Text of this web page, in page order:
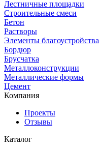
Лестничные площадки
Строительные смеси
Бетон
Растворы
Элементы благоустройства
Бордюр
Брусчатка
Металлоконструкции
Металлические формы
Цемент
Компания
Проекты
Отзывы
Каталог